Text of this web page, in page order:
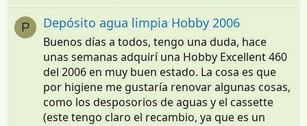
P Depósito agua limpia Hobby 2006
Buenos días a todos, tengo una duda, hace
unas semanas adquirí una Hobby Excellent 460
del 2006 en muy buen estado. La cosa es que
por higiene me gustaría renovar algunas cosas,
como los desposorios de aguas y el cassette
(este tengo claro el recambio, ya que es un